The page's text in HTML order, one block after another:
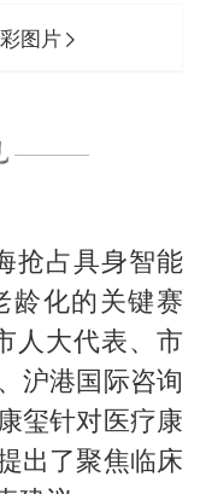
图片
抢占具身智能
龄化的关键赛
人大代表、市
沪港国际咨询
玺针对医疗康
出了聚焦临床